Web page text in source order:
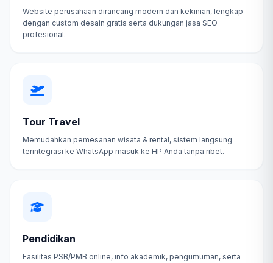
Website perusahaan dirancang modern dan kekinian, lengkap
dengan custom desain gratis serta dukungan jasa SEO
profesional.
Tour Travel
Memudahkan pemesanan wisata & rental, sistem langsung
terintegrasi ke WhatsApp masuk ke HP Anda tanpa ribet.
Pendidikan
Fasilitas PSB/PMB online, info akademik, pengumuman, serta